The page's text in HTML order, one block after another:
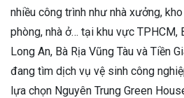
nhiều công trình như nhà xưởng,
phòng, nhà ở… tại khu vực TPHCM,
Long An, Bà Rịa Vũng Tàu và Tiền
đang tìm dịch vụ vệ sinh công
lựa chọn Nguyên Trung Green